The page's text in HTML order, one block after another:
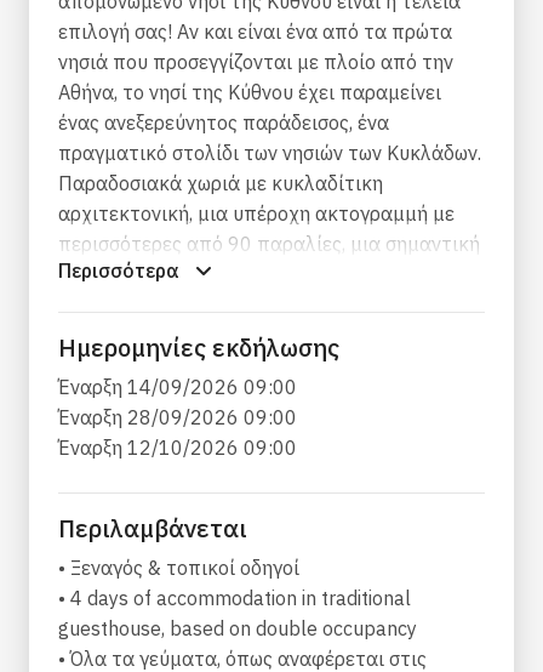
επιλογή σας! Αν και είναι ένα από τα πρώτα
νησιά που προσεγγίζονται με πλοίο από την
Αθήνα, το νησί της Κύθνου έχει παραμείνει
ένας ανεξερεύνητος παράδεισος, ένα
πραγματικό στολίδι των νησιών των Κυκλάδων.
Παραδοσιακά χωριά με κυκλαδίτικη
αρχιτεκτονική, μια υπέροχη ακτογραμμή με
περισσότερες από 90 παραλίες, μια σημαντική
ιστορία που χρονολογείται από τη Μεσολιθική
πολλά μονοπάτια πεζοπορίας, ένα από τα
μεγαλύτερα σπήλαια στην Ελλάδα και η
νόστιμη τοπική κουζίνα αναμφίβολα θα σας
προσφέρει τις καλύτερες αυθεντικές
δραστήριες διακοπές σε ένα ελληνικό νησί.
αυθεντικότητα, αλλά ταυτόχρονα θέλετε να
απολαύσετε περπάτημα, πεζοπορία και
ενδιαφέρουσες πολιτιστικές συναντήσεις, αυτή
είναι η σωστή εξερεύνηση για εσάς! Επιπλέον,
μπορείτε να το συνδυάσετε με μια επίσκεψη
Περισσότερα
Ημερομηνίες εκδήλωσης
Έναρξη 14/09/2026 09:00
Έναρξη 28/09/2026 09:00
Έναρξη 12/10/2026 09:00
Περιλαμβάνεται
• Ξεναγός & τοπικοί οδηγοί
• 4 days of accommodation in traditional
guesthouse, based on double occupancy
• Όλα τα γεύματα, όπως αναφέρεται στις